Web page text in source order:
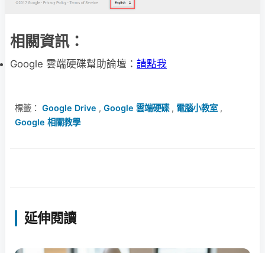
相關資訊：
Google 雲端硬碟幫助論壇： 請點我
標籤： Google Drive , Google 雲端硬碟, 電腦小教室 ,
Google 相關教學
延伸閱讀